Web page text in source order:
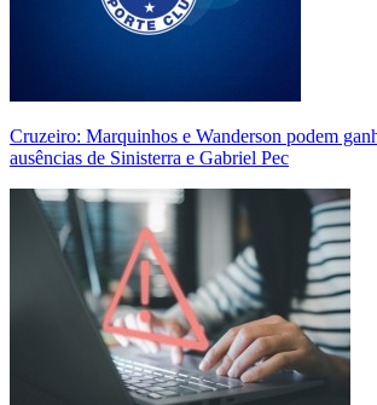
Cruzeiro: Marquinhos e Wanderson podem
ausências de Sinisterra e Gabriel Pec